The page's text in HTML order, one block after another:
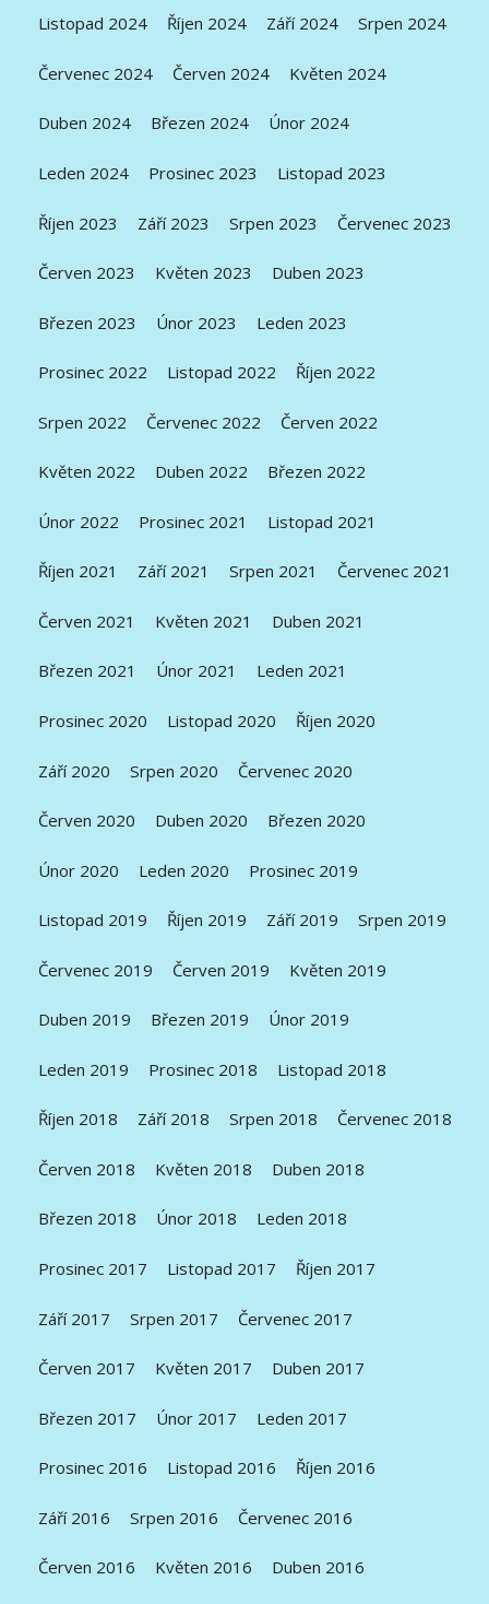
Listopad 2024 Říjen 2024 Září 2024 Srpen 2024
Červenec 2024 Červen 2024 Květen 2024
Duben 2024 Březen 2024 Únor 2024
Leden 2024 Prosinec 2023 Listopad 2023
Říjen 2023 Září 2023 Srpen 2023 Červenec 2023
Červen 2023 Květen 2023 Duben 2023
Březen 2023 Únor 2023 Leden 2023
Prosinec 2022 Listopad 2022 Říjen 2022
Srpen 2022 Červenec 2022 Červen 2022
Květen 2022 Duben 2022 Březen 2022
Únor 2022 Prosinec 2021 Listopad 2021
Říjen 2021 Září 2021 Srpen 2021 Červenec 2021
Červen 2021 Květen 2021 Duben 2021
Březen 2021 Únor 2021 Leden 2021
Prosinec 2020 Listopad 2020 Říjen 2020
Září 2020 Srpen 2020 Červenec 2020
Červen 2020 Duben 2020 Březen 2020
Únor 2020 Leden 2020 Prosinec 2019
Listopad 2019 Říjen 2019 Září 2019 Srpen 2019
Červenec 2019 Červen 2019 Květen 2019
Duben 2019 Březen 2019 Únor 2019
Leden 2019 Prosinec 2018 Listopad 2018
Říjen 2018 Září 2018 Srpen 2018 Červenec 2018
Červen 2018 Květen 2018 Duben 2018
Březen 2018 Únor 2018 Leden 2018
Prosinec 2017 Listopad 2017 Říjen 2017
Září 2017 Srpen 2017 Červenec 2017
Červen 2017 Květen 2017 Duben 2017
Březen 2017 Únor 2017 Leden 2017
Prosinec 2016 Listopad 2016 Říjen 2016
Září 2016 Srpen 2016 Červenec 2016
Červen 2016 Květen 2016 Duben 2016